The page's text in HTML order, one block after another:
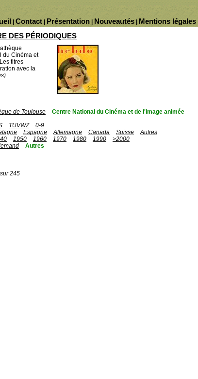
Mentions légales
Nouveautés
Présentation
Contact
DES PÉRIODIQUES
du Cinéma et
titres
avec la
de Toulouse
Centre National du Cinéma et de l'image animée
TUVWZ
0-9
Espagne Allemagne Canada Suisse
Autres
1950 1960 1970 1980 1990
>2000
Autres
245